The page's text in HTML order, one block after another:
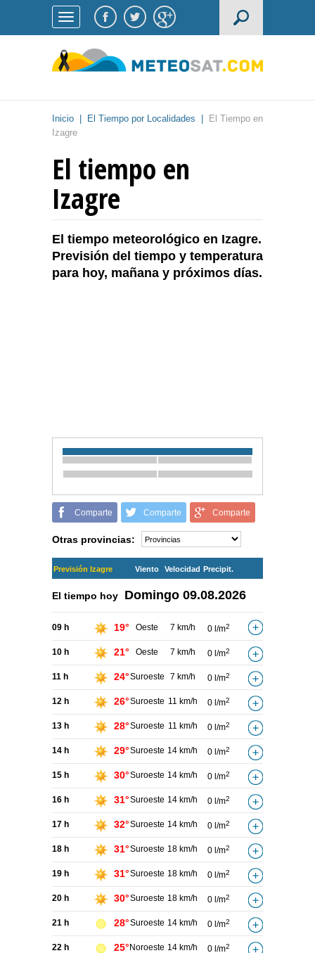
Inicio El Tiempo por Localidades
El Tiempo en
Izagre
El tiempo en
Izagre
El tiempo meteorológico en Izagre.
Previsión del tiempo y temperatura
para hoy, mañana y próximos días.
Comparte Comparte Comparte
Otras provincias:
Previsión Izagre Viento Velocidad Precipit.
El tiempo hoy Domingo 09.08.2026
09 h 19° Oeste 7 km/h 0 l/m2
10 h 21° Oeste 7 km/h 0 l/m2
11 h 24°Suroeste 7 km/h 0 l/m2
12 h 26°Suroeste 11 km/h 0 l/m2
13 h 28°Suroeste 11 km/h 0 l/m2
14 h 29°Suroeste 14 km/h 0 l/m2
15 h 30°Suroeste 14 km/h 0 l/m2
16 h 31°Suroeste 14 km/h 0 l/m2
17 h 32°Suroeste 14 km/h 0 l/m2
18 h 31°Suroeste 18 km/h 0 l/m2
19 h 31°Suroeste 18 km/h 0 l/m2
20 h 30°Suroeste 18 km/h 0 l/m2
21 h 28°Suroeste 14 km/h 0 l/m2
22 h 25° Noroeste 14 km/h 0 l/m2